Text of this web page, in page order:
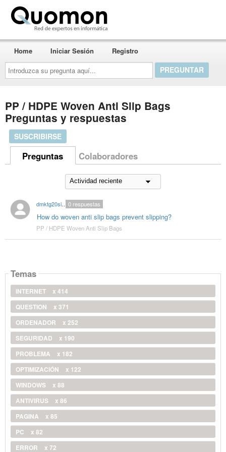
Introduzca
su
pregunta
aquí...
Home Iniciar Sesión Registro
PP / HDPE Woven Anti Slip Bags
Preguntas y respuestas
SUSCRIBIRSE
Preguntas Colaboradores
dmktg20singhal
How do woven anti slip bags prevent slipping?
0respuestas
PP / HDPE Woven Anti Slip Bags
Temas
INTERNET
x 414
QUESTION
x 371
ORDENADOR
x 252
SEGURIDAD
x 190
PROBLEMA
x 182
OPTIMIZACIÓN
x 122
WINDOWS
x 88
ANTIVIRUS
x 86
PAGINA
x 85
PC
x 82
ERROR
x 72